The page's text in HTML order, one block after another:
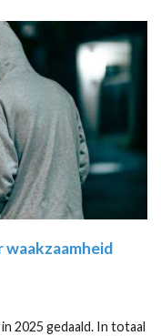
2025 gedaald. In totaal